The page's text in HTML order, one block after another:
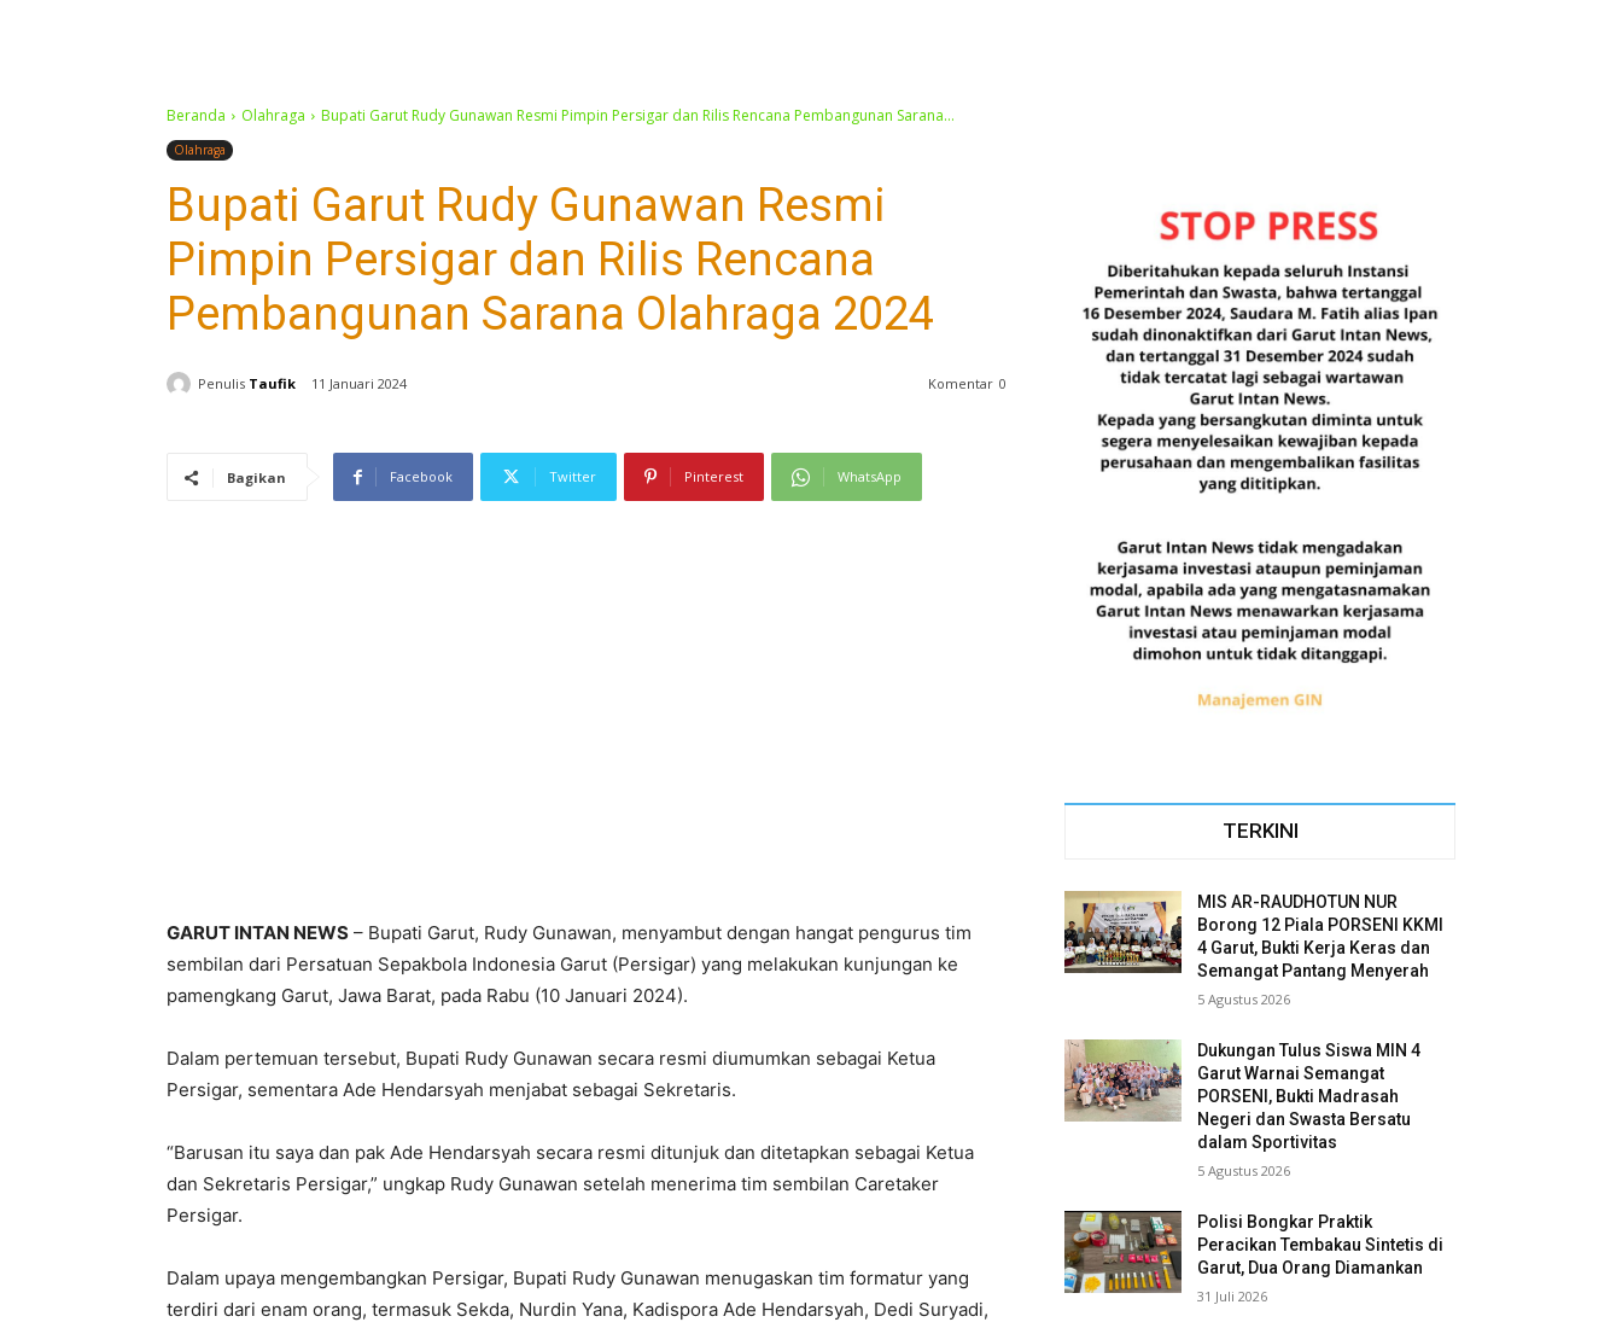
Beranda Olahraga Bupati Garut Rudy Gunawan Resmi Pimpin Persigar dan Rilis Rencana Pembangunan Sarana...
Olahraga
Bupati Garut Rudy Gunawan Resmi
Pimpin Persigar dan Rilis Rencana
Pembangunan Sarana Olahraga 2024
Penulis Taufik 11 Januari 2024 Komentar 0
Bagikan Facebook Twitter Pinterest WhatsApp
GARUT INTAN NEWS – Bupati Garut, Rudy Gunawan, menyambut dengan hangat pengurus tim
sembilan dari Persatuan Sepakbola Indonesia Garut (Persigar) yang melakukan kunjungan ke
pamengkang Garut, Jawa Barat, pada Rabu (10 Januari 2024).
Dalam pertemuan tersebut, Bupati Rudy Gunawan secara resmi diumumkan sebagai Ketua
Persigar, sementara Ade Hendarsyah menjabat sebagai Sekretaris.
“Barusan itu saya dan pak Ade Hendarsyah secara resmi ditunjuk dan ditetapkan sebagai Ketua
dan Sekretaris Persigar,” ungkap Rudy Gunawan setelah menerima tim sembilan Caretaker
Persigar.
Dalam upaya mengembangkan Persigar, Bupati Rudy Gunawan menugaskan tim formatur yang
terdiri dari enam orang, termasuk Sekda, Nurdin Yana, Kadispora Ade Hendarsyah, Dedi Suryadi,
TERKINI
MIS AR-RAUDHOTUN NUR
Borong 12 Piala PORSENI KKMI
4 Garut, Bukti Kerja Keras dan
Semangat Pantang Menyerah
5 Agustus 2026
Dukungan Tulus Siswa MIN 4
Garut Warnai Semangat
PORSENI, Bukti Madrasah
Negeri dan Swasta Bersatu
dalam Sportivitas
5 Agustus 2026
Polisi Bongkar Praktik
Peracikan Tembakau Sintetis di
Garut, Dua Orang Diamankan
31 Juli 2026